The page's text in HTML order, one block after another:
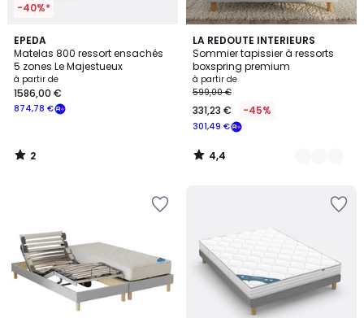
-40%*
EPEDA
Matelas 800 ressort ensachés
5 zones Le Majestueux
à partir de
874,78 €
1586,00 €
2
/
5
2
/
LA REDOUTE INTERIEURS
Sommier tapissier à ressorts
boxspring premium
à partir de
301,49 €
599,00 €
331,23 € -45%
4,4
/ 5
3
Couleurs
4,4
/